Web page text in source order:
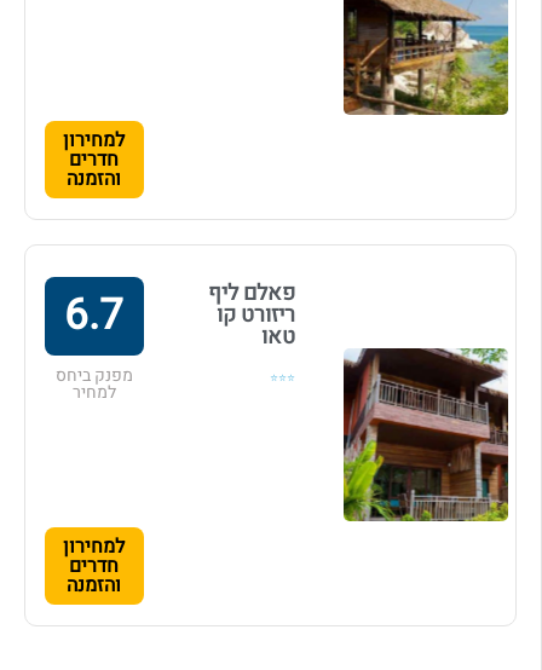
למחירון
חדרים
והזמנה
פאלם ליף
ריזורט קו
טאו
⭐⭐⭐
6.7
מפנק ביחס
למחיר
למחירון
חדרים
והזמנה